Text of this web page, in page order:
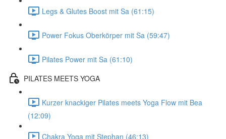
Legs & Glutes Boost mit Sa (61:15)
Power Fokus Oberkörper mit Sa (59:47)
Pilates Power mit Sa (61:10)
PILATES MEETS YOGA
Kurzer knackiger Pilates meets Yoga Flow mit Bea
(12:09)
Chakra Yoga mit Stephan (46:13)